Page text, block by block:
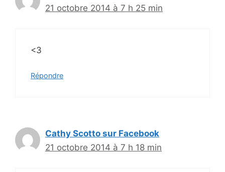
21 octobre 2014 à 7 h 25 min
<3
Répondre
Cathy Scotto sur Facebook
21 octobre 2014 à 7 h 18 min